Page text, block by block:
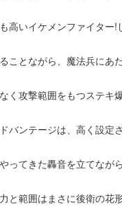
高いイケメンファイタ
ことながら、魔法兵にあ
く攻撃範囲をもつステキ
バンテージは、高く設定
ってきた轟音を立てなが
と範囲はまさに後衛の花